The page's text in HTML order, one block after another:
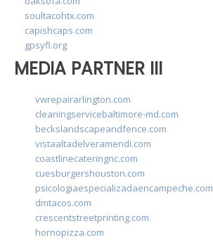
soultacohtx.com
capishcaps.com
gpsyfl.org
MEDIA PARTNER III
vwrepairarlington.com
cleaningservicebaltimore-md.com
beckslandscapeandfence.com
vistaaltadelveramendi.com
coastlinecateringnc.com
cuesburgershouston.com
psicologiaespecializadaencampeche.com
dmtacos.com
crescentstreetprinting.com
hornopizza.com